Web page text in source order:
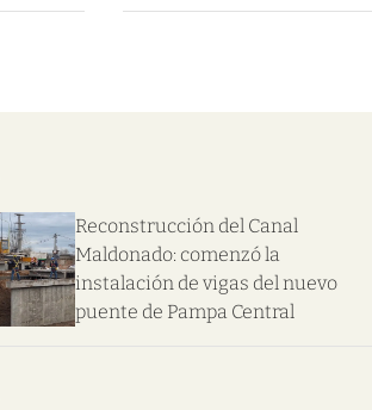
Reconstrucción del Canal
Maldonado: comenzó la
instalación de vigas del nuevo
puente de Pampa Central